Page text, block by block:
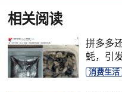
相关阅读
拼多多
蚝，引
消费生活